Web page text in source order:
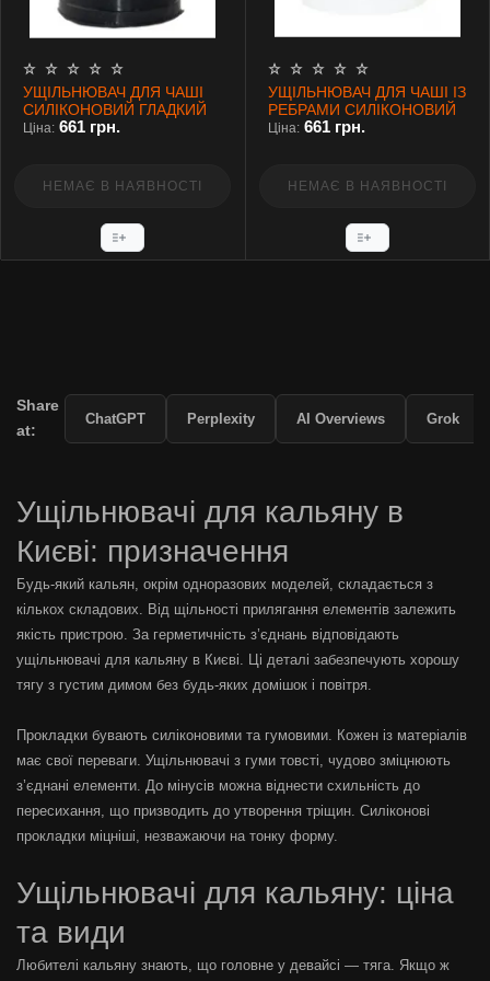
УЩІЛЬНЮВАЧ ДЛЯ ЧАШІ
СИЛІКОНОВИЙ ГЛАДКИЙ
ЧОРНИЙ
Ціна: 661 грн.
НЕМАЄ В НАЯВНОСТІ
УЩІЛЬНЮВАЧ ДЛЯ ЧАШІ ІЗ
РЕБРАМИ СИЛІКОНОВИЙ
БІЛИЙ
Ціна: 661 грн.
НЕМАЄ В НАЯВНОСТІ
Share
at:
ChatGPT Perplexity AI Overviews Grok
Ущільнювачі для кальяну в
Києві: призначення
Будь-який кальян, окрім одноразових моделей, складається з
кількох складових. Від щільності прилягання елементів залежить
якість пристрою. За герметичність з’єднань відповідають
ущільнювачі для кальяну в Києві. Ці деталі забезпечують хорошу
тягу з густим димом без будь-яких домішок і повітря.
Прокладки бувають силіконовими та гумовими. Кожен із матеріалів
має свої переваги. Ущільнювачі з гуми товсті, чудово зміцнюють
з’єднані елементи. До мінусів можна віднести схильність до
пересихання, що призводить до утворення тріщин. Силіконові
прокладки міцніші, незважаючи на тонку форму.
Ущільнювачі для кальяну: ціна
та види
Любителі кальяну знають, що головне у девайсі — тяга. Якщо ж